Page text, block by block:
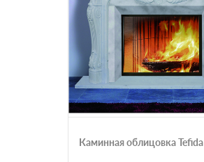
Каминная облицовка Tefida